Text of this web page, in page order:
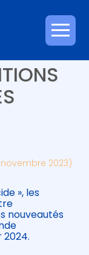
2023)
», les
nouveautés
2024.